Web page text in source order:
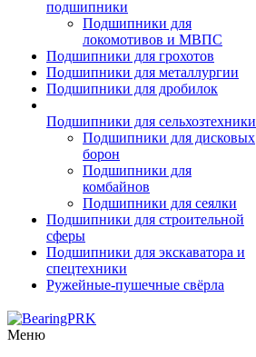
подшипники
Подшипники для
локомотивов и МВПС
Подшипники для грохотов
Подшипники для металлургии
Подшипники для дробилок
Подшипники для сельхозтехники
Подшипники для дисковых
борон
Подшипники для
комбайнов
Подшипники для сеялки
Подшипники для строительной
сферы
Подшипники для экскаватора и
спецтехники
Ружейные-пушечные свёрла
Меню